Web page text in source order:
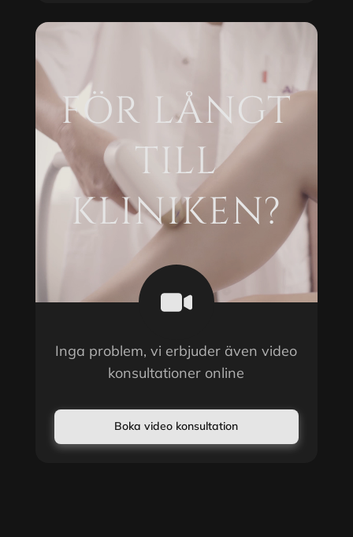
FÖR LÅNGT
TILL
KLINIKEN?
Inga problem, vi erbjuder även video
konsultationer online
Boka video konsultation